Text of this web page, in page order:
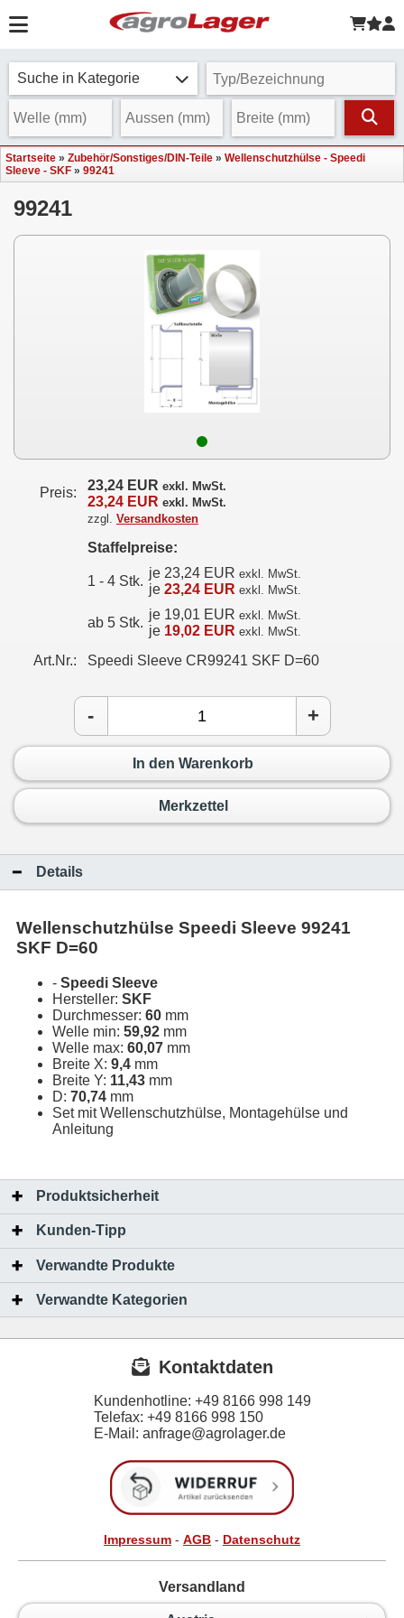
Suche in Kategorie
Startseite » Zubehör/Sonstiges/DIN-Teile » Wellenschutzhülse - Speedi
Sleeve - SKF » 99241
99241
Preis: 23,24 EUR exkl. MwSt.
23,24 EUR exkl. MwSt.
zzgl. Versandkosten
Staffelpreise:
1 - 4 Stk.
je 23,24 EUR exkl. MwSt.
je 23,24 EUR exkl. MwSt.
ab 5 Stk.
je 19,01 EUR exkl. MwSt.
je 19,02 EUR exkl. MwSt.
Art.Nr.: Speedi Sleeve CR99241 SKF D=60
- +
In den Warenkorb
Merkzettel
Details
Wellenschutzhülse Speedi Sleeve 99241
SKF D=60
- Speedi Sleeve
Hersteller: SKF
Durchmesser: 60 mm
Welle min: 59,92 mm
Welle max: 60,07 mm
Breite X: 9,4 mm
Breite Y: 11,43 mm
D: 70,74 mm
Set mit Wellenschutzhülse, Montagehülse und
Anleitung
Produktsicherheit
Kunden-Tipp
Verwandte Produkte
Verwandte Kategorien
Kontaktdaten
Kundenhotline: +49 8166 998 149
Telefax: +49 8166 998 150
E-Mail: anfrage@agrolager.de
Impressum - AGB - Datenschutz
Versandland